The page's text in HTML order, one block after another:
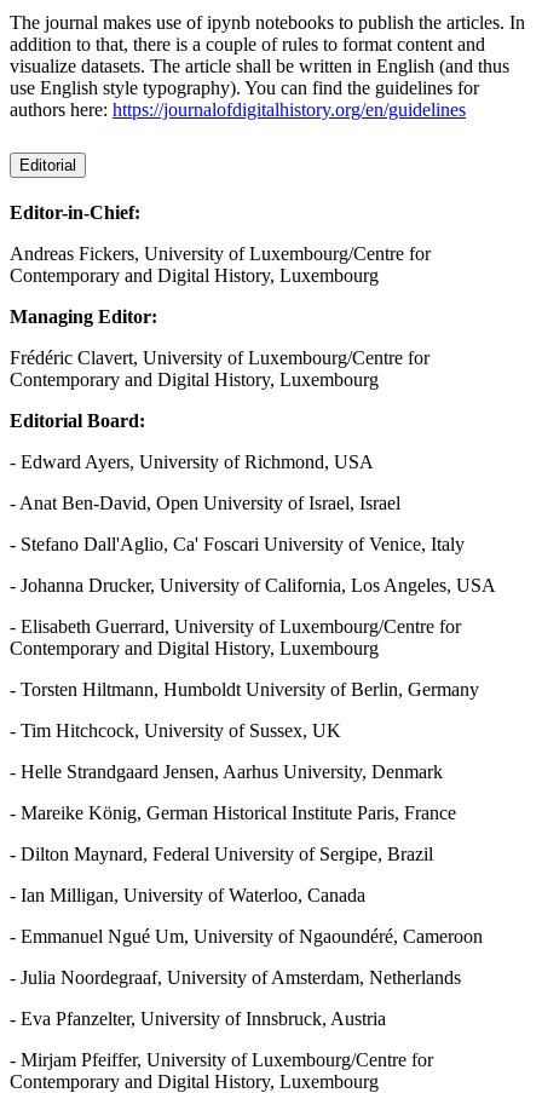
The journal makes use of ipynb notebooks to publish the articles. In
addition to that, there is a couple of rules to format content and
visualize datasets. The article shall be written in English (and thus
use English style typography). You can find the guidelines for
authors here: https://journalofdigitalhistory.org/en/guidelines
Editorial
Editor-in-Chief:
Andreas Fickers, University of Luxembourg/Centre for
Contemporary and Digital History, Luxembourg
Managing Editor:
Frédéric Clavert, University of Luxembourg/Centre for
Contemporary and Digital History, Luxembourg
Editorial Board:
- Edward Ayers, University of Richmond, USA
- Anat Ben-David, Open University of Israel, Israel
- Stefano Dall'Aglio, Ca' Foscari University of Venice, Italy
- Johanna Drucker, University of California, Los Angeles, USA
- Elisabeth Guerrard, University of Luxembourg/Centre for
Contemporary and Digital History, Luxembourg
- Torsten Hiltmann, Humboldt University of Berlin, Germany
- Tim Hitchcock, University of Sussex, UK
- Helle Strandgaard Jensen, Aarhus University, Denmark
- Mareike König, German Historical Institute Paris, France
- Dilton Maynard, Federal University of Sergipe, Brazil
- Ian Milligan, University of Waterloo, Canada
- Emmanuel Ngué Um, University of Ngaoundéré, Cameroon
- Julia Noordegraaf, University of Amsterdam, Netherlands
- Eva Pfanzelter, University of Innsbruck, Austria
- Mirjam Pfeiffer, University of Luxembourg/Centre for
Contemporary and Digital History, Luxembourg